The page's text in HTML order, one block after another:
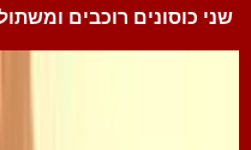
שני כוסונים רוכבים